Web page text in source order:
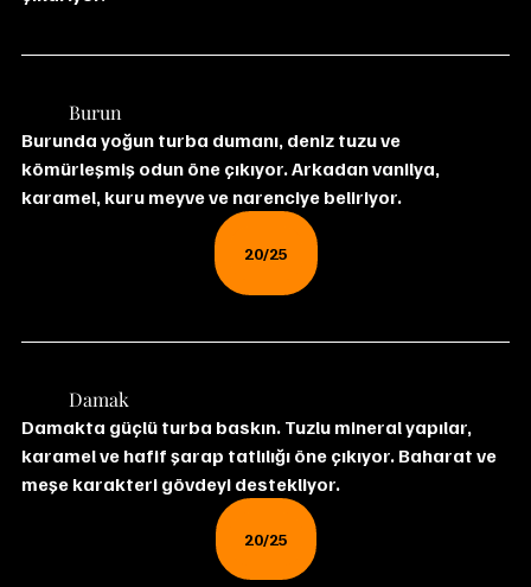
	Burun
Burunda yoğun turba dumanı, deniz tuzu ve
kömürleşmiş odun öne çıkıyor. Arkadan vanilya,
karamel, kuru meyve ve narenciye beliriyor.
20/25
	Damak
Damakta güçlü turba baskın. Tuzlu mineral yapılar,
karamel ve hafif şarap tatlılığı öne çıkıyor. Baharat ve
meşe karakteri gövdeyi destekliyor.
20/25